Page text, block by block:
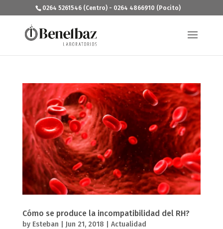
0264 5261546 (Centro) - 0264 4866910 (Pocito)
Cómo se produce la incompatibilidad del RH?
by Esteban Jun 21, 2018 Actualidad